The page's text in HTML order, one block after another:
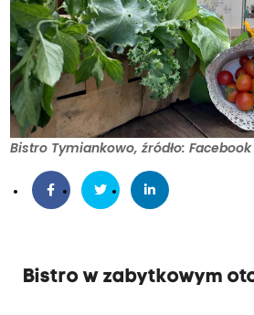
Bistro Tymiankowo, źródło:
Bistro w zabytkowym